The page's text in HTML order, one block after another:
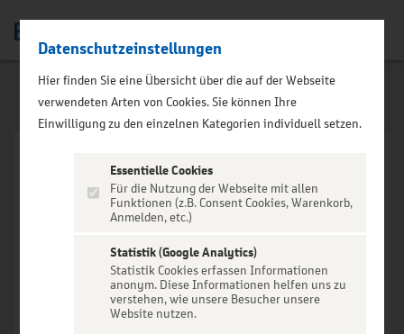
VERANSTALTUNG NICHT
GEFUNDEN
Datenschutzeinstellungen
Hier finden Sie eine Übersicht über die auf der Webseite
verwendeten Arten von Cookies. Sie können Ihre
Einwilligung zu den einzelnen Kategorien individuell setzen.
Essentielle Cookies
Für die Nutzung der Webseite mit allen
Funktionen (z.B. Consent Cookies, Warenkorb,
Anmelden, etc.)
Statistik (Google Analytics)
Statistik Cookies erfassen Informationen
anonym. Diese Informationen helfen uns zu
verstehen, wie unsere Besucher unsere
Website nutzen.